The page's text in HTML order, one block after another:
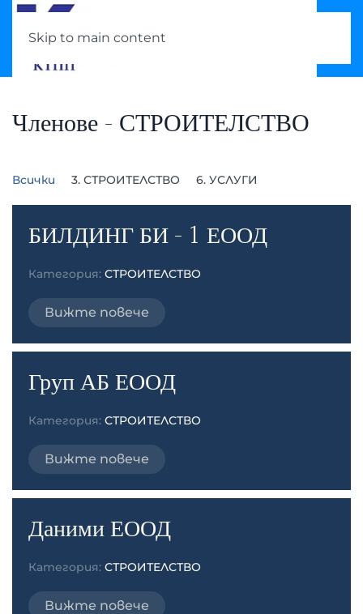
Skip to main content
Членове - СТРОИТЕЛСТВО
Всички 3. СТРОИТЕЛСТВО 6. УСЛУГИ
БИЛДИНГ БИ - 1 ЕООД
Категория: СТРОИТЕЛСТВО
Вижте повече
Груп АБ ЕООД
Категория: СТРОИТЕЛСТВО
Вижте повече
Даними ЕООД
Категория: СТРОИТЕЛСТВО
Вижте повече